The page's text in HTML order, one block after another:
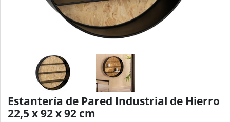
Estantería de Pared Industrial de Hierro
22,5 x 92 x 92 cm